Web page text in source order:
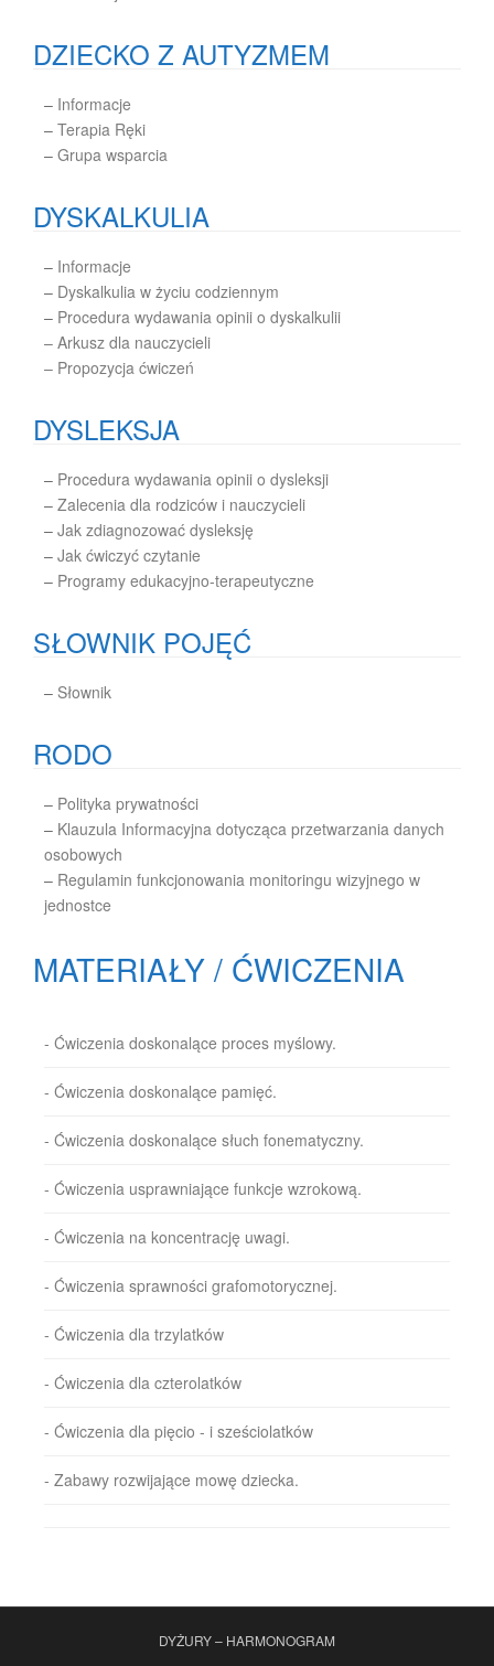
DZIECKO Z AUTYZMEM
– Informacje
– Terapia Ręki
– Grupa wsparcia
DYSKALKULIA
– Informacje
– Dyskalkulia w życiu codziennym
– Procedura wydawania opinii o dyskalkulii
– Arkusz dla nauczycieli
– Propozycja ćwiczeń
DYSLEKSJA
– Procedura wydawania opinii o dysleksji
– Zalecenia dla rodziców i nauczycieli
– Jak zdiagnozować dysleksję
– Jak ćwiczyć czytanie
– Programy edukacyjno-terapeutyczne
SŁOWNIK POJĘĆ
– Słownik
RODO
– Polityka prywatności
– Klauzula Informacyjna dotycząca przetwarzania danych
osobowych
– Regulamin funkcjonowania monitoringu wizyjnego w
jednostce
MATERIAŁY / ĆWICZENIA
- Ćwiczenia doskonalące proces myślowy.
- Ćwiczenia doskonalące pamięć.
- Ćwiczenia doskonalące słuch fonematyczny.
- Ćwiczenia usprawniające funkcje wzrokową.
- Ćwiczenia na koncentrację uwagi.
- Ćwiczenia sprawności grafomotorycznej.
- Ćwiczenia dla trzylatków
- Ćwiczenia dla czterolatków
- Ćwiczenia dla pięcio - i sześciolatków
- Zabawy rozwijające mowę dziecka.
DYŻURY – HARMONOGRAM